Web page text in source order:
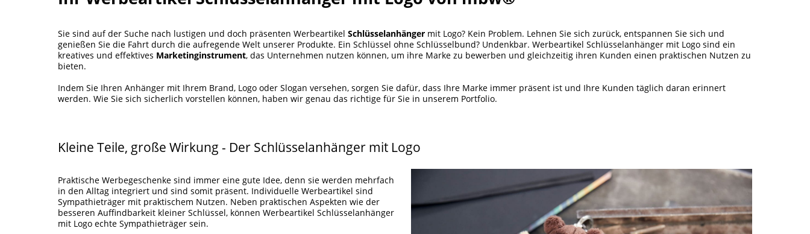
Sie sind auf der Suche nach lustigen und doch präsenten Werbeartikel Schlüsselanhängermit Logo? Kein Problem. Lehnen Sie sich zurück, entspannen Sie sich und
genießen Sie die Fahrt durch die aufregende Welt unserer Produkte. Ein Schlüssel ohne Schlüsselbund? Undenkbar. Werbeartikel Schlüsselanhänger mit Logo sind ein
kreatives und effektives Marketinginstrument, das Unternehmen nutzen können, um ihre Marke zu bewerben und gleichzeitig ihren Kunden einen praktischen Nutzen zu
bieten.
Indem Sie Ihren Anhänger mit Ihrem Brand, Logo oder Slogan versehen, sorgen Sie dafür, dass Ihre Marke immer präsent ist und Ihre Kunden täglich daran erinnert
werden. Wie Sie sich sicherlich vorstellen können, haben wir genau das richtige für Sie in unserem Portfolio.
Kleine Teile, große Wirkung - Der Schlüsselanhänger mit Logo
Praktische Werbegeschenke sind immer eine gute Idee, denn sie werden mehrfach
in den Alltag integriert und sind somit präsent. Individuelle Werbeartikel sind
Sympathieträger mit praktischem Nutzen. Neben praktischen Aspekten wie der
besseren Auffindbarkeit kleiner Schlüssel, können Werbeartikel Schlüsselanhänger
mit Logo echte Sympathieträger sein.